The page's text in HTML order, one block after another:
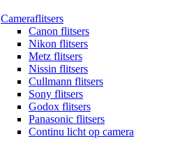
Cameraflitsers
Canon flitsers
Nikon flitsers
Metz flitsers
Nissin flitsers
Cullmann flitsers
Sony flitsers
Godox flitsers
Panasonic flitsers
Continu licht op camera